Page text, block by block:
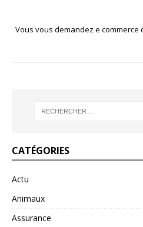
Vous vous demandez e commerce
CATÉGORIES
Actu
Animaux
Assurance